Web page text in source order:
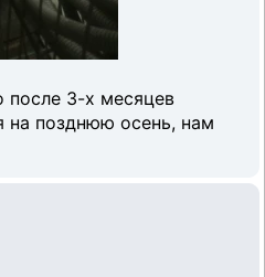
после 3-х месяцев
на позднюю осень, нам